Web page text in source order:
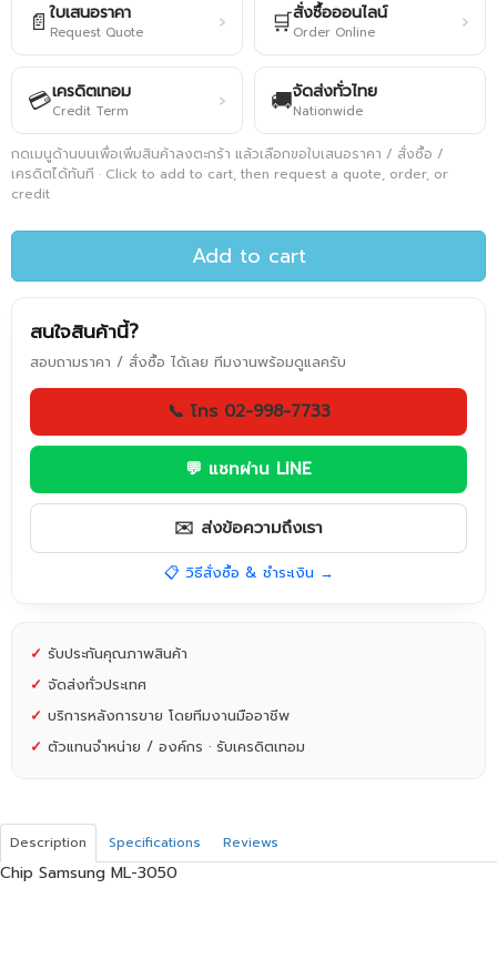
📄 ใบเสนอราคา
Request Quote › 🛒สั่งซื้อออนไลน์
Order Online ›
💳เครดิตเทอม
Credit Term › 🚚จัดส่งทั่วไทย
Nationwide
กดเมนูด้านบนเพื่อเพิ่มสินค้าลงตะกร้า แล้วเลือกขอใบเสนอราคา / สั่งซื้อ /
เครดิตได้ทันที · Click to add to cart, then request a quote, order, or
credit
Add to cart
สนใจสินค้านี้?
สอบถามราคา / สั่งซื้อ ได้เลย ทีมงานพร้อมดูแลครับ
📞 โทร 02-998-7733
💬 แชทผ่าน LINE
✉️ ส่งข้อความถึงเรา
📋 วิธีสั่งซื้อ & ชำระเงิน →
✓ รับประกันคุณภาพสินค้า
✓ จัดส่งทั่วประเทศ
✓ บริการหลังการขาย โดยทีมงานมืออาชีพ
✓ ตัวแทนจำหน่าย / องค์กร · รับเครดิตเทอม
Description Specifications Reviews
Chip Samsung ML-3050